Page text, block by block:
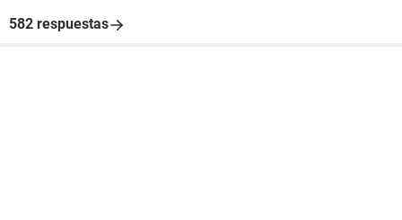
582 respuestas